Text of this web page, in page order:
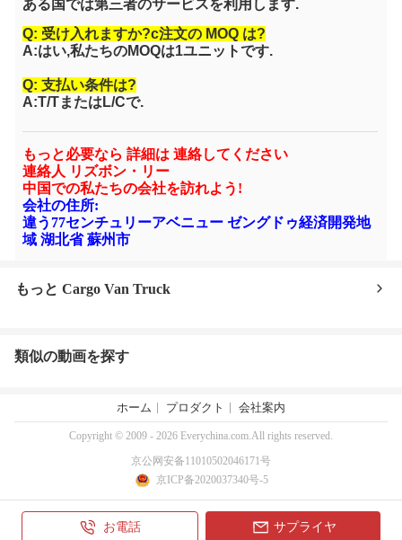
ある国では第三者のサービスを利用します.
Q: 受け入れますか?c注文の MOQ は?
A:はい,私たちのMOQは1ユニットです.
Q: 支払い条件は?
A:T/TまたはL/Cで.
もっと必要なら 詳細は 連絡してください
連絡人 リズボン・リー
中国での私たちの会社を訪れよう!
会社の住所:
違う77センチュリーアベニュー ゼングドゥ経済開発地
域 湖北省 蘇州市
もっと Cargo Van Truck
類似の動画を探す
お電話 サプライヤ
ホーム プロダクト 会社案内
Copyright © 2009 - 2026 Everychina.com.All rights reserved.
京公网安备11010502046171号
京ICP备2020037340号-5